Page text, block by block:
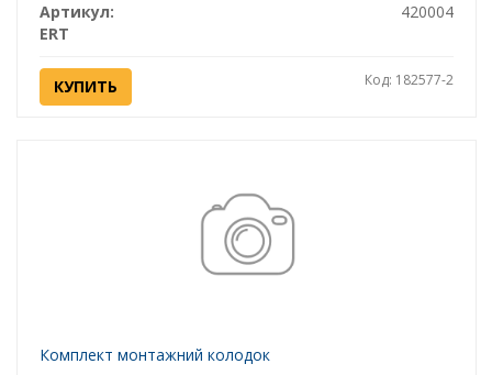
Артикул:
420004
ERT
КУПИТЬ Код: 182577-2
Комплект монтажний колодок